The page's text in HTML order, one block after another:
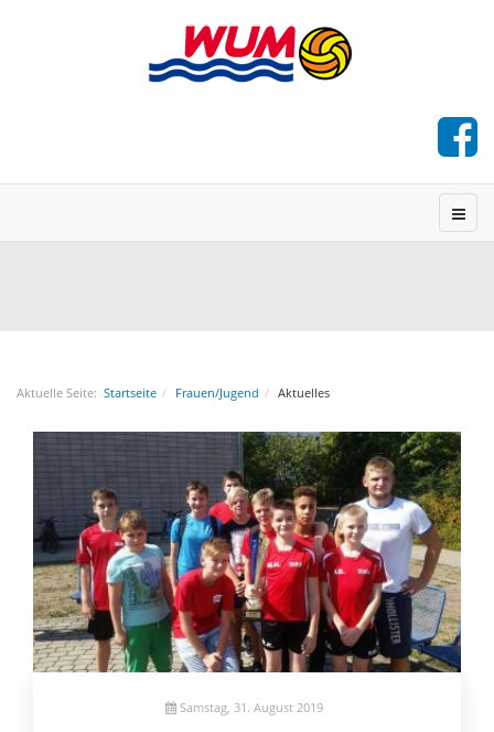
Aktuelle Seite: Startseite Frauen/Jugend Aktuelles
Samstag, 31. August 2019